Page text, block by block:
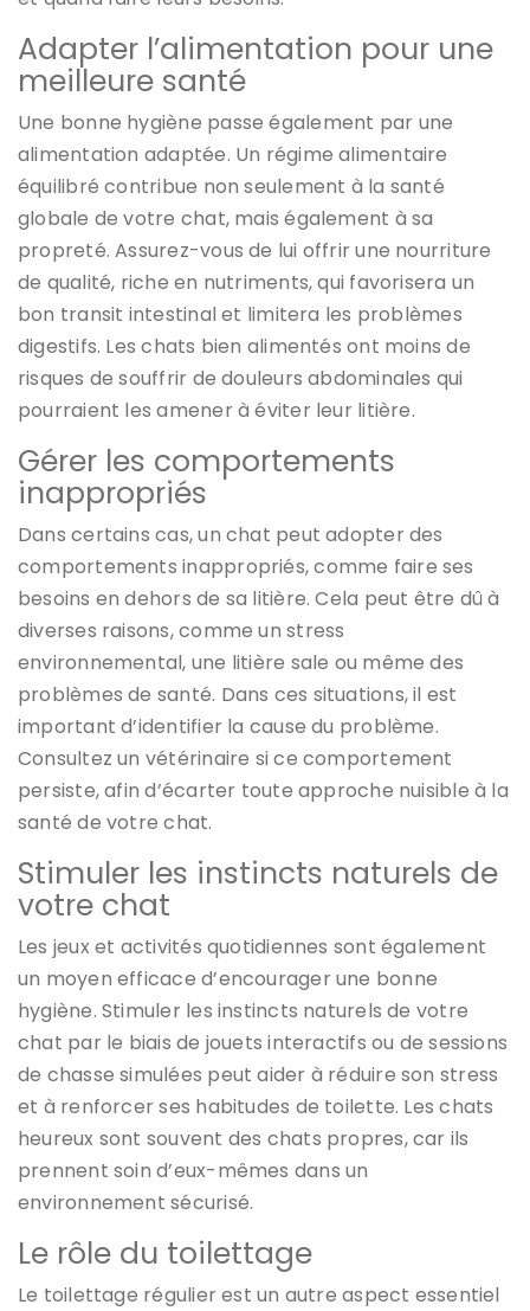
Adapter l’alimentation pour une
meilleure santé
Une bonne hygiène passe également par une
alimentation adaptée. Un régime alimentaire
équilibré contribue non seulement à la santé
globale de votre chat, mais également à sa
propreté. Assurez-vous de lui offrir une nourriture
de qualité, riche en nutriments, qui favorisera un
bon transit intestinal et limitera les problèmes
digestifs. Les chats bien alimentés ont moins de
risques de souffrir de douleurs abdominales qui
pourraient les amener à éviter leur litière.
Gérer les comportements
inappropriés
Dans certains cas, un chat peut adopter des
comportements inappropriés, comme faire ses
besoins en dehors de sa litière. Cela peut être dû à
diverses raisons, comme un stress
environnemental, une litière sale ou même des
problèmes de santé. Dans ces situations, il est
important d’identifier la cause du problème.
Consultez un vétérinaire si ce comportement
persiste, afin d’écarter toute approche nuisible à la
santé de votre chat.
Stimuler les instincts naturels de
votre chat
Les jeux et activités quotidiennes sont également
un moyen efficace d’encourager une bonne
hygiène. Stimuler les instincts naturels de votre
chat par le biais de jouets interactifs ou de sessions
de chasse simulées peut aider à réduire son stress
et à renforcer ses habitudes de toilette. Les chats
heureux sont souvent des chats propres, car ils
prennent soin d’eux-mêmes dans un
environnement sécurisé.
Le rôle du toilettage
Le toilettage régulier est un autre aspect essentiel